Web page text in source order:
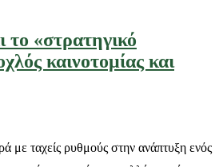
το «στρατηγικό
καινοτομίας και
ταχείς ρυθμούς στην ανάπτυξη ενός